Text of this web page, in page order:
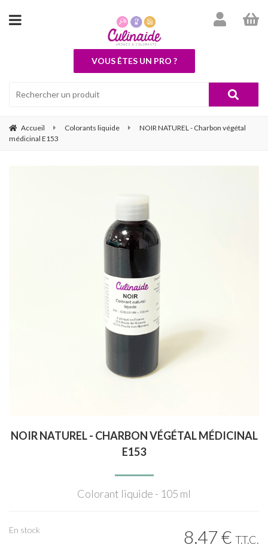
VOUS ÊTES UN PRO ?
Accueil Colorants liquide
NOIR NATUREL - Charbon végétal
médicinal E153
NOIR NATUREL - CHARBON VÉGÉTAL MÉDICINAL
E153
Colorant liquide - 105 ml
8.47€ T.T.C.
En stock